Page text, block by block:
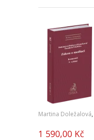
Martina Doležalová,
1 590,00 Kč